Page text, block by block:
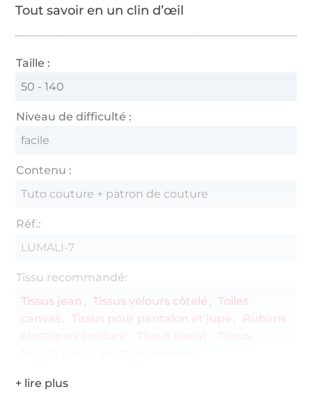
Tout savoir en un clin d’œil
Taille :
50 - 140
Niveau de difficulté :
facile
Contenu :
Tuto couture + patron de couture
Réf.:
LUMALI-7
Tissu recommandé:
Tissus jean
Tissus velours côtelé
Toiles
canvas
Tissus pour pantalon et jupe
Rubans